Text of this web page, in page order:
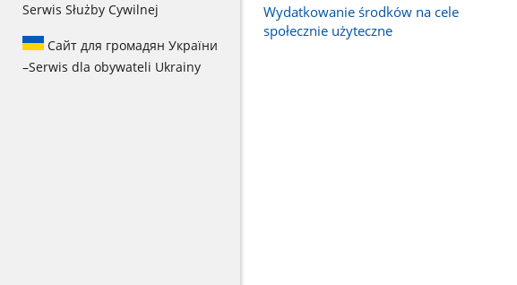
Serwis Służby Cywilnej
Сайт для громадян України
–Serwis dla obywateli Ukrainy
Wydatkowanie środków na cele
społecznie użyteczne